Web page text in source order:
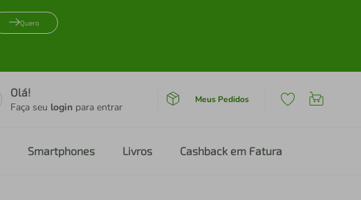
Quero
Olá!
Faça seu login para entrar
Meus Pedidos
Smartphones Livros Cashback em Fatura